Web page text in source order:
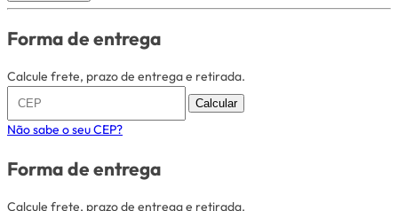
Forma de entrega
Calcule frete, prazo de entrega e retirada.
Calcular
Não sabe o seu CEP?
Forma de entrega
Calcule frete, prazo de entrega e retirada.